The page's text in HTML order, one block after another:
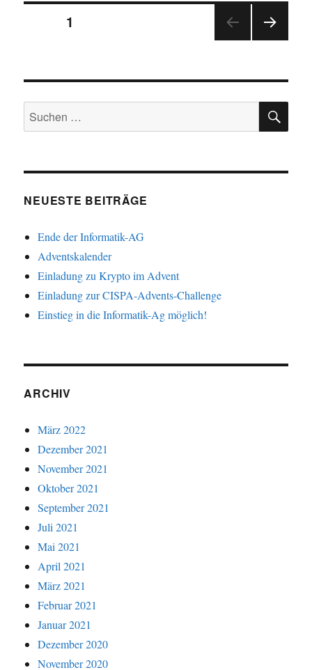
Seitennummerierung
Beiträge
1
E
Suchen
nach:
NEUESTE BEITRÄGE
Ende der Informatik-AG
Adventskalender
Einladung zu Krypto im Advent
Einladung zur CISPA-Advents-Challenge
Einstieg in die Informatik-Ag möglich!
ARCHIV
März 2022
Dezember 2021
November 2021
Oktober 2021
September 2021
Juli 2021
Mai 2021
April 2021
März 2021
Februar 2021
Januar 2021
Dezember 2020
November 2020